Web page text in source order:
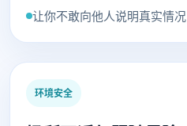
让你不敢向他人说明真实情况
环境安全